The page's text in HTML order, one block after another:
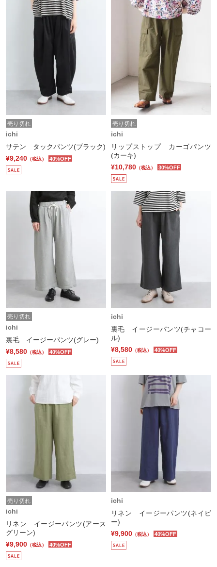
売り切れ
ichi
サテン タックパンツ(ブラック)
¥9,240 （税込） 40%OFF
売り切れ
ichi
リップストップ カーゴパンツ
(カーキ)
¥10,780 （税込） 30%OFF
売り切れ
ichi
裏毛 イージーパンツ(グレー)
¥8,580 （税込） 40%OFF
ichi
裏毛 イージーパンツ(チャコー
ル)
¥8,580 （税込） 40%OFF
売り切れ
ichi
リネン イージーパンツ(アース
グリーン)
¥9,900 （税込） 40%OFF
ichi
リネン イージーパンツ(ネイビ
ー)
¥9,900 （税込） 40%OFF